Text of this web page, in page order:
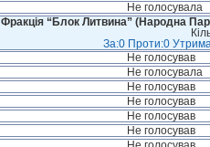
Не голосувала
Фракція “Блок Литвина” (Народна
За:0 Проти:0
Не голосував
Не голосувала
Не голосував
Не голосував
Не голосував
Не голосував